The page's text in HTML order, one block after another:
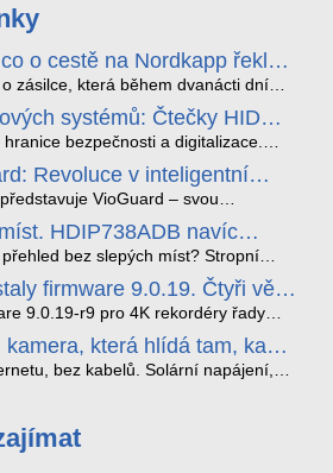
o cestě na Nordkapp řekla
2 MAX
zásilce, která během dvanácti dní
2 MAX jsme vzali na trasu z
a finské Laponsko až na
dobití, v mrazu až −13 °C a mimo
není jen čára na mapě, ale
celé cesty.
systémů: Čtečky HID
bezpečnosti a digitalizace.
– moderní a vysoce univerzální
Revoluce v inteligentní
přestupkůVioGuard – svou
Tento systém, poháněný
umělé inteligence (AI), je navržen
nástroje pro vymáhání
bezpečnost na silnicích a
dopravy v moderních městech.
HDIP738ADB navíc
– bez PC.
bez slepých míst? Stropní
HDIP738ADB skládá obraz ze dvou
jednoho čistého 180° záběru bez
AI detekci osob a vozidel,
počítače.
firmware 9.0.19. Čtyři věci,
9.0.19-r9 pro 4K rekordéry řady
práci – a jedna z nich vám ušetří
k zákazníkům.
kamera, která hlídá tam, kam
bez kabelů. Solární napájení,
na video.